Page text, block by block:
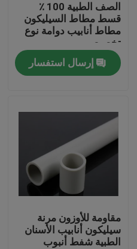
الصف الطبية 100 ٪
قسط مطاط السيليكون
مطاط أنابيب دوامة نوع
تخصيص
إرسال استفسار
مقاومة للأوزون مرنة
سيليكون أنابيب الأسنان
الطبية شفط أنبوب